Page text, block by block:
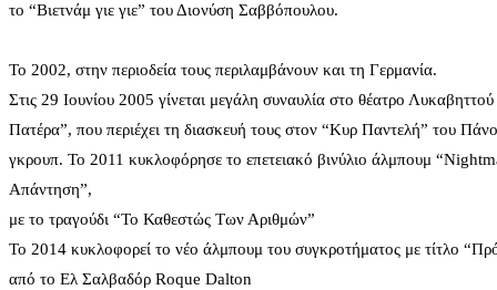
το “Βιετνάμ γιε γιε” του Διονύση Σαββόπουλου.
Το 2002, στην περιοδεία τους περιλαμβάνουν και τη Γερμανία.
Στις 29 Ιουνίου 2005 γίνεται μεγάλη συναυλία στο θέατρο
Πατέρα”, που περιέχει τη διασκευή τους στον “Κυρ Παντελή” του
γκρουπ. Το 2011 κυκλοφόρησε το επετειακό βινύλιο άλμπουμ
Απάντηση”,
με το τραγούδι “Το Καθεστώς Των Αριθμών”
Το 2014 κυκλοφορεί το νέο άλμπουμ του συγκροτήματος με τίτλο
από το Ελ Σαλβαδόρ Roque Dalton